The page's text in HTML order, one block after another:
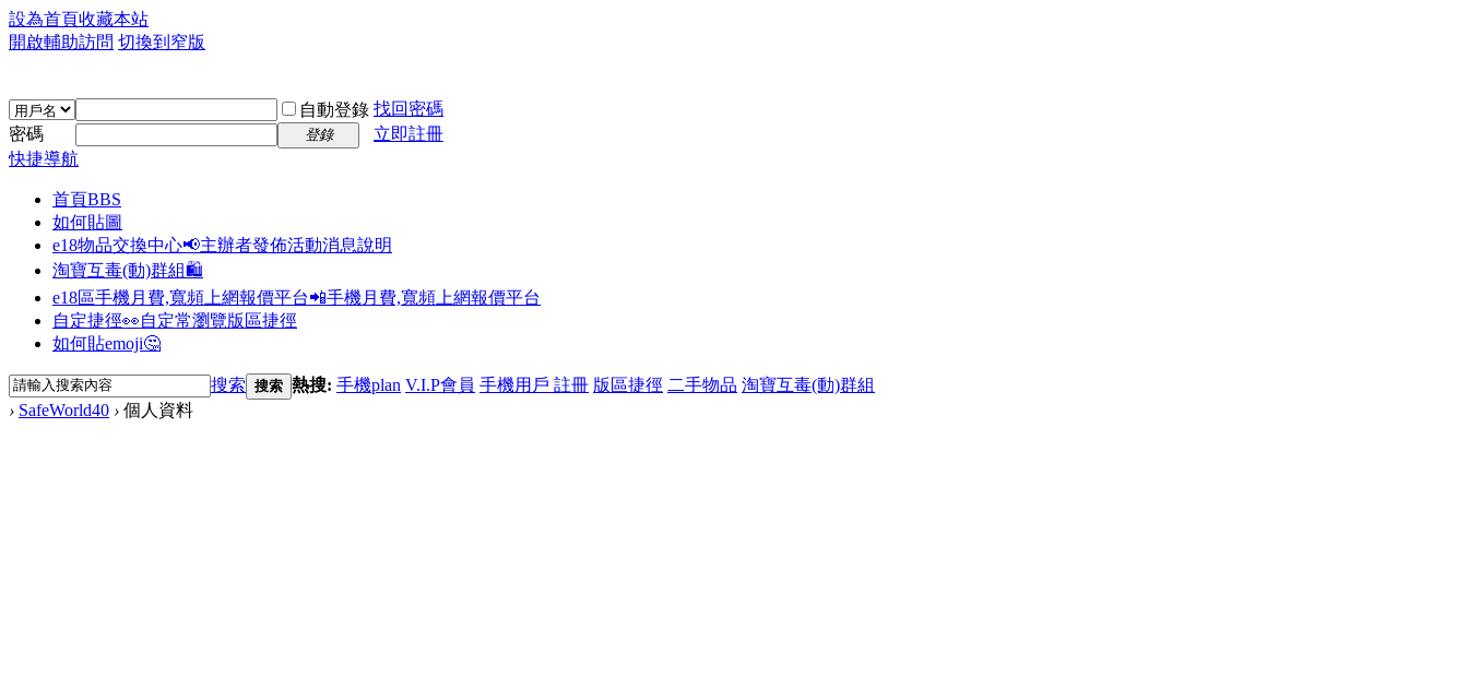
設為首頁收藏本站
開啟輔助訪問 切換到窄版
自動登錄 找回密碼
密碼
登錄
立即註冊
快捷導航
首頁BBS
如何貼圖
e18物品交換中心📢主辦者發佈活動消息說明
淘寶互毒(動)群組🛍️
e18區手機月費,寬頻上網報價平台📲手機月費,寬頻上網報價平台
自定捷徑👀自定常瀏覽版區捷徑
如何貼emoji🤔
搜索 搜索 熱搜: 手機plan V.I.P會員 手機用戶 註冊 版區捷徑 二手物品 淘寶互毒(動)群組
› SafeWorld40 › 個人資料